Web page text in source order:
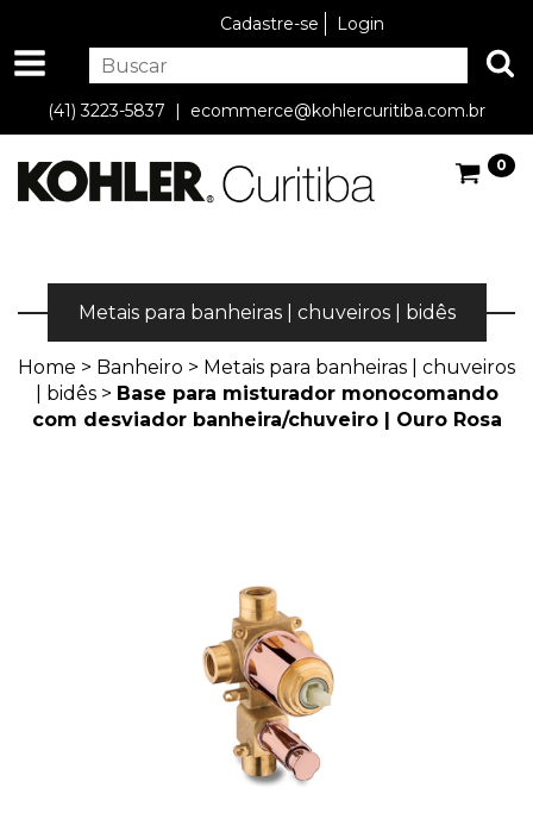
Cadastre-se Login
(41) 3223-5837 | ecommerce@kohlercuritiba.com.br
0
Metais para banheiras | chuveiros | bidês
Home > Banheiro > Metais para banheiras | chuveiros
| bidês > Base para misturador monocomando
com desviador banheira/chuveiro | Ouro Rosa